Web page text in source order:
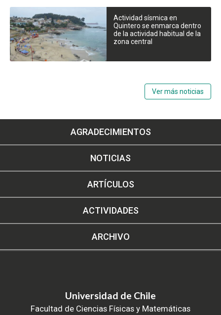
Actividad sísmica en
Quintero se enmarca dentro
de la actividad habitual de la
zona central
Ver más noticias
AGRADECIMIENTOS
NOTICIAS
ARTÍCULOS
ACTIVIDADES
ARCHIVO
Universidad de Chile
Facultad de Ciencias Físicas y Matemáticas